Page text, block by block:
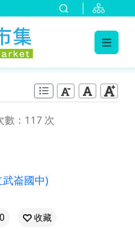
數：117 次
崙國中)
0
收藏